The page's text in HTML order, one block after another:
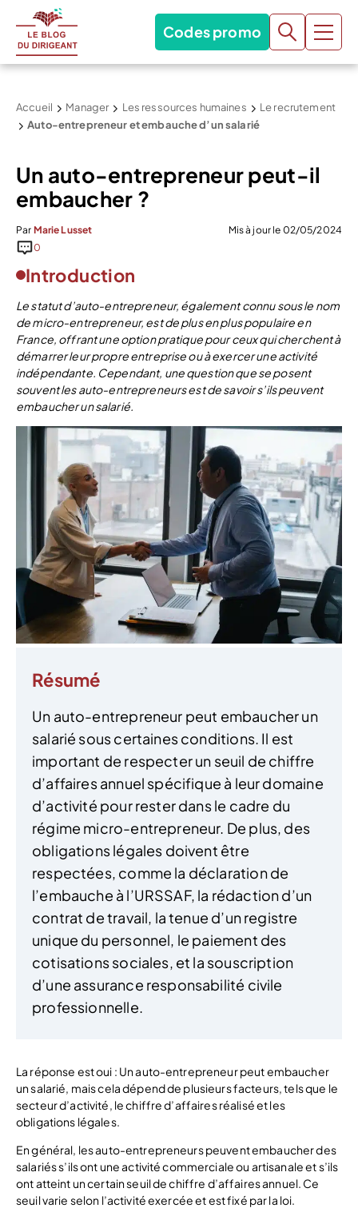
Codes promo
Accueil Manager Les ressources humaines
Le recrutement
Auto-entrepreneur et embauche d’un salarié
Un auto-entrepreneur peut-il
embaucher ?
Par Marie Lusset
Mis à jour le 02/05/2024
0
Introduction
Le statut d’auto-entrepreneur, également connu sous le nom
de micro-entrepreneur, est de plus en plus populaire en
France, offrant une option pratique pour ceux qui cherchent à
démarrer leur propre entreprise ou à exercer une activité
indépendante. Cependant, une question que se posent
souvent les auto-entrepreneurs est de savoir s’ils peuvent
embaucher un salarié.
Résumé
Un auto-entrepreneur peut embaucher un
salarié sous certaines conditions. Il est
important de respecter un seuil de chiffre
d’affaires annuel spécifique à leur domaine
d’activité pour rester dans le cadre du
régime micro-entrepreneur. De plus, des
obligations légales doivent être
respectées, comme la déclaration de
l’embauche à l’URSSAF, la rédaction d’un
contrat de travail, la tenue d’un registre
unique du personnel, le paiement des
cotisations sociales, et la souscription
d’une assurance responsabilité civile
professionnelle.
La réponse est oui : Un auto-entrepreneur peut embaucher
un salarié, mais cela dépend de plusieurs facteurs, tels que le
secteur d’activité, le chiffre d’affaires réalisé et les
obligations légales.
En général, les auto-entrepreneurs peuvent embaucher des
salariés s’ils ont une activité commerciale ou artisanale et s’ils
ont atteint un certain seuil de chiffre d’affaires annuel. Ce
seuil varie selon l’activité exercée et est fixé par la loi.